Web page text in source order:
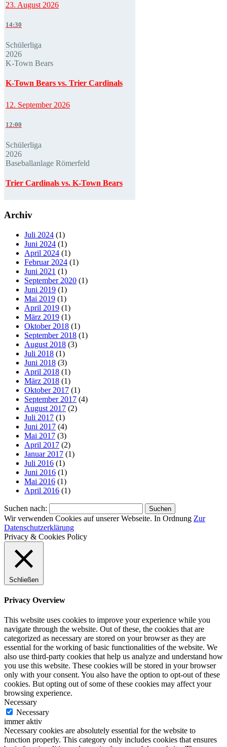
23. August 2026
14:30
Schülerliga
2026
K-Town Bears
K-Town Bears vs. Trier Cardinals
12. September 2026
12:00
Schülerliga
2026
Baseballanlage Römerfeld
Trier Cardinals vs. K-Town Bears
Archiv
Juli 2024 (1)
Juni 2024 (1)
April 2024 (1)
Februar 2024 (1)
Juni 2021 (1)
September 2020 (1)
Juni 2019 (1)
Mai 2019 (1)
April 2019 (1)
März 2019 (1)
Oktober 2018 (1)
September 2018 (1)
August 2018 (3)
Juli 2018 (1)
Juni 2018 (3)
April 2018 (1)
März 2018 (1)
Oktober 2017 (1)
September 2017 (4)
August 2017 (2)
Juli 2017 (1)
Juni 2017 (4)
Mai 2017 (3)
April 2017 (2)
Januar 2017 (1)
Juli 2016 (1)
Juni 2016 (1)
Mai 2016 (1)
April 2016 (1)
Suchen nach:
Wir verwenden Cookies auf unserer Webseite. In Ordnung Zur
Datenschutzerklärung
Privacy & Cookies Policy
Schließen
Privacy Overview
This website uses cookies to improve your experience while you
navigate through the website. Out of these, the cookies that are
categorized as necessary are stored on your browser as they are
essential for the working of basic functionalities of the website. We
also use third-party cookies that help us analyze and understand how
you use this website. These cookies will be stored in your browser
only with your consent. You also have the option to opt-out of these
cookies. But opting out of some of these cookies may affect your
browsing experience.
Necessary
Necessary
immer aktiv
Necessary cookies are absolutely essential for the website to
function properly. This category only includes cookies that ensures